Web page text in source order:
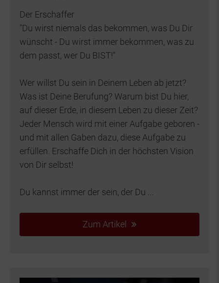
Der Erschaffer
"Du wirst niemals das bekommen, was Du Dir
wünscht - Du wirst immer bekommen, was zu
dem passt, wer Du BIST!"
Wer willst Du sein in Deinem Leben ab jetzt?
Was ist Deine Berufung? Warum bist Du hier,
auf dieser Erde, in diesem Leben zu dieser Zeit?
Jeder Mensch wird mit einer Aufgabe geboren -
und mit allen Gaben dazu, diese Aufgabe zu
erfüllen. Erschaffe Dich in der höchsten Vision
von Dir selbst!
Du kannst immer der sein, der Du ...
Zum Artikel